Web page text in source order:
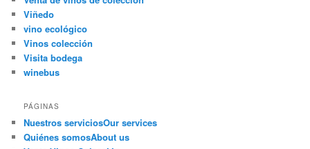
Viñedo
vino ecológico
Vinos colección
Visita bodega
winebus
PÁGINAS
Nuestros serviciosOur services
Quiénes somosAbout us